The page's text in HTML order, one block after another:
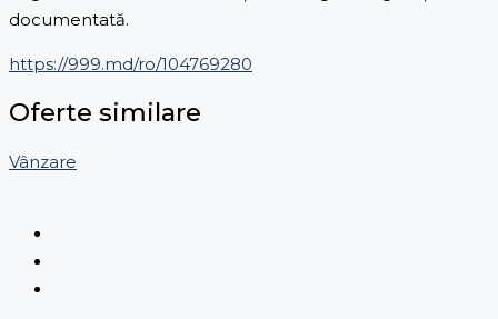
documentată.
https://999.md/ro/104769280
Oferte similare
Vânzare